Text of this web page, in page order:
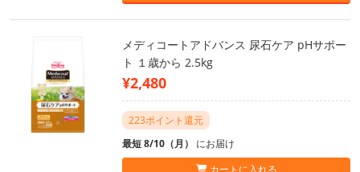
メディコートアドバンス 尿石ケア pHサポー
ト １歳から 2.5kg
¥2,480
223ポイント還元
最短 8/10（月） にお届け